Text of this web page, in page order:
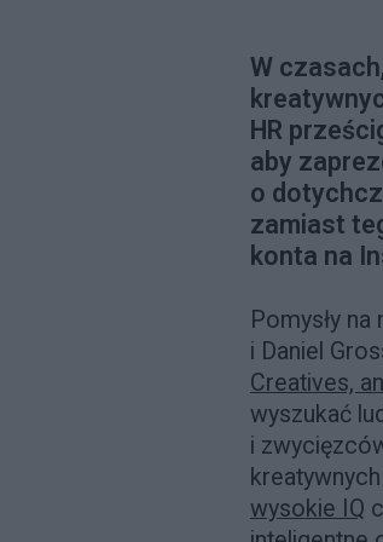
W
HR
aby
o
zamiast
konta na
Pomysły
i Daniel
Creatives,
wyszukać
i
wysokie IQ